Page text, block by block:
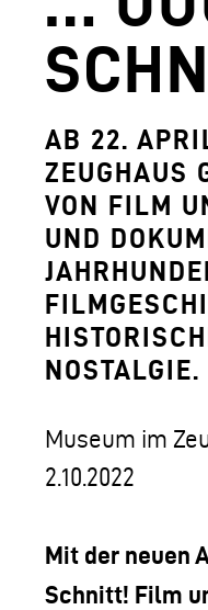
DOWNLOADS
HOFKIRCHE
DAS TIROL
ZEUGHAUS
AGUNTUM
AB 22.
ZEUGHAUS
VON FILM
UND
NOSTALGIE.
Museum im
2.10.2022
Mit der neuen
Schnitt! Film